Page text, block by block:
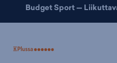
Budget Sport —